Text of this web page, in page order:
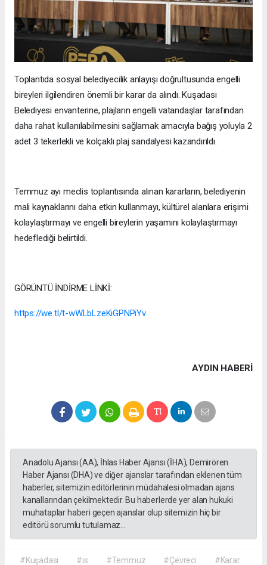
Toplantıda sosyal belediyecilik anlayışı doğrultusunda engelli
bireyleri ilgilendiren önemli bir karar da alındı. Kuşadası
Belediyesi envanterine, plajların engelli vatandaşlar tarafından
daha rahat kullanılabilmesini sağlamak amacıyla bağış yoluyla 2
adet 3 tekerlekli ve kolçaklı plaj sandalyesi kazandırıldı.
Temmuz ayı meclis toplantısında alınan kararların, belediyenin
mali kaynaklarını daha etkin kullanmayı, kültürel alanlara erişimi
kolaylaştırmayı ve engelli bireylerin yaşamını kolaylaştırmayı
hedeflediği belirtildi.
GÖRÜNTÜ İNDİRME LİNKİ:
https://we.tl/t-wWLbLzeKiGPNPiYv
AYDIN HABERİ
Anadolu Ajansı (AA), İhlas Haber Ajansı (İHA), Demirören
Haber Ajansı (DHA) ve diğer ajanslar tarafından eklenen tüm
haberler, sitemizin editörlerinin müdahalesi olmadan ajans
kanallarından çekilmektedir. Bu haberlerde yer alan hukuki
muhataplar haberi geçen ajanslar olup sitemizin hiç bir
editörü sorumlu tutulamaz...
#Kuşadası #is #Temmuz #Çevreci #Karar